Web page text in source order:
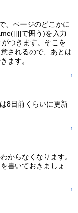
、ページのどこかに
で囲う)を入力
つきます。そこを
されるので、あとは
ます。
↑
8日前くらいに更新
↑
からなくなります。
書いておきましょ
↑